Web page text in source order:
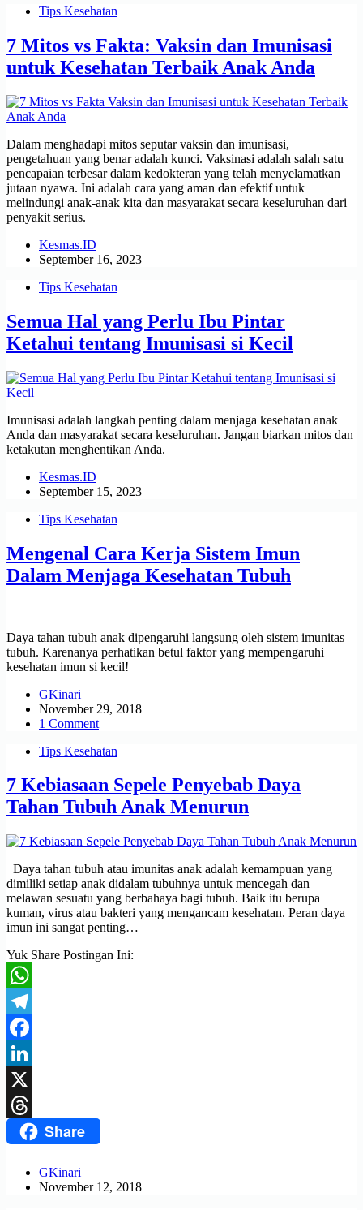
Tips Kesehatan
7 Mitos vs Fakta: Vaksin dan Imunisasi
untuk Kesehatan Terbaik Anak Anda
Dalam menghadapi mitos seputar vaksin dan imunisasi,
pengetahuan yang benar adalah kunci. Vaksinasi adalah salah satu
pencapaian terbesar dalam kedokteran yang telah menyelamatkan
jutaan nyawa. Ini adalah cara yang aman dan efektif untuk
melindungi anak-anak kita dan masyarakat secara keseluruhan dari
penyakit serius.
Kesmas.ID
September 16, 2023
Tips Kesehatan
Semua Hal yang Perlu Ibu Pintar
Ketahui tentang Imunisasi si Kecil
Imunisasi adalah langkah penting dalam menjaga kesehatan anak
Anda dan masyarakat secara keseluruhan. Jangan biarkan mitos dan
ketakutan menghentikan Anda.
Kesmas.ID
September 15, 2023
Tips Kesehatan
Mengenal Cara Kerja Sistem Imun
Dalam Menjaga Kesehatan Tubuh
Daya tahan tubuh anak dipengaruhi langsung oleh sistem imunitas
tubuh. Karenanya perhatikan betul faktor yang mempengaruhi
kesehatan imun si kecil!
GKinari
November 29, 2018
1 Comment
Tips Kesehatan
7 Kebiasaan Sepele Penyebab Daya
Tahan Tubuh Anak Menurun
Daya tahan tubuh atau imunitas anak adalah kemampuan yang
dimiliki setiap anak didalam tubuhnya untuk mencegah dan
melawan sesuatu yang berbahaya bagi tubuh. Baik itu berupa
kuman, virus atau bakteri yang mengancam kesehatan. Peran daya
imun ini sangat penting…
Yuk Share Postingan Ini:
WhatsApp
Telegram
Facebook
LinkedIn
X
ThreadsShare
GKinari
November 12, 2018